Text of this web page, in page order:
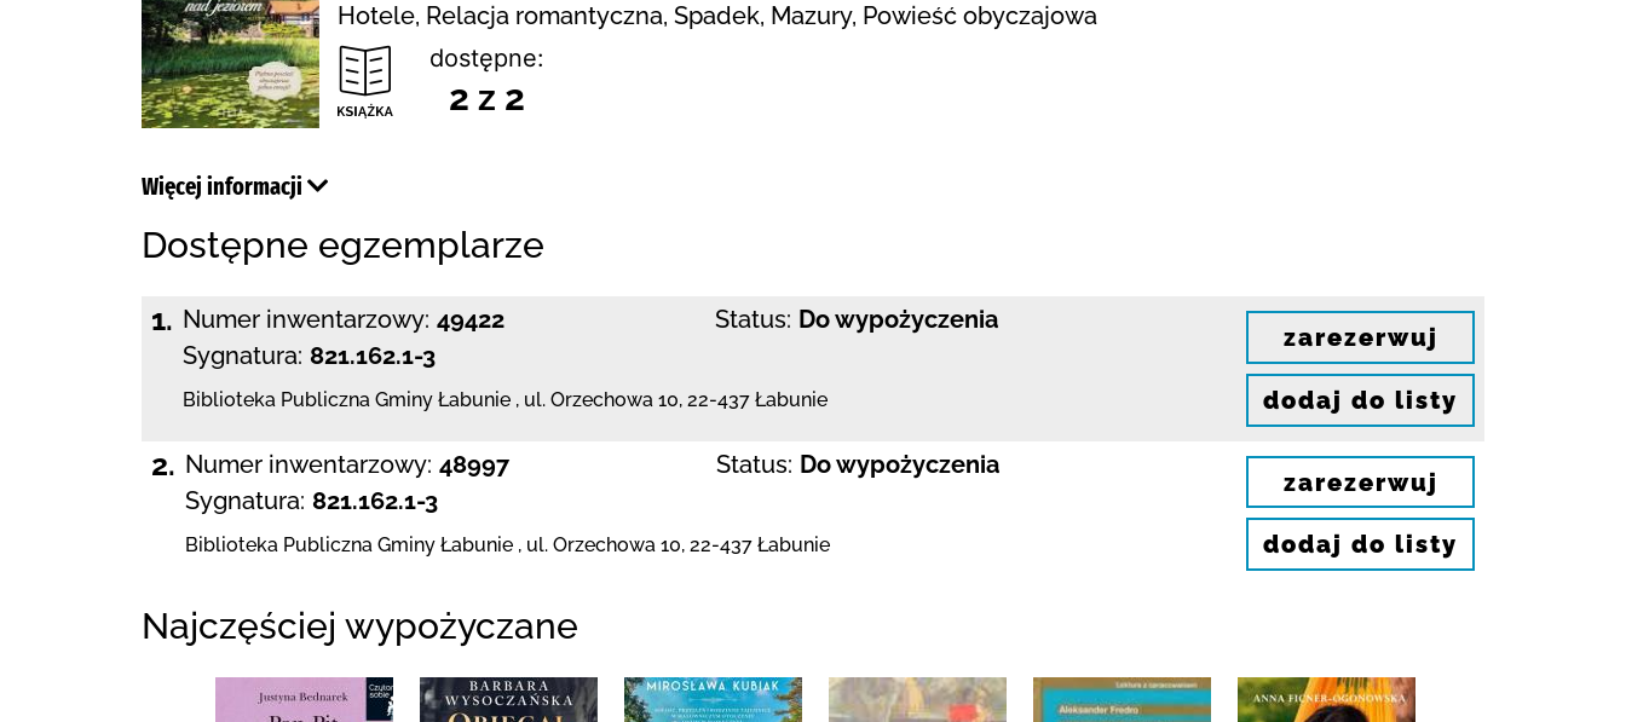
Hotele, Relacja romantyczna, Spadek, Mazury, Powieść obyczajowa
dostępne:
2 z 2
Więcej informacji
Dostępne egzemplarze
1. Numer inwentarzowy: 49422
Sygnatura: 821.162.1-3
Status: Do wypożyczenia
Biblioteka Publiczna Gminy Łabunie , ul. Orzechowa 10, 22-437 Łabunie
zarezerwuj
dodaj do listy
2. Numer inwentarzowy: 48997
Sygnatura: 821.162.1-3
Status: Do wypożyczenia
Biblioteka Publiczna Gminy Łabunie , ul. Orzechowa 10, 22-437 Łabunie
zarezerwuj
dodaj do listy
Najczęściej wypożyczane